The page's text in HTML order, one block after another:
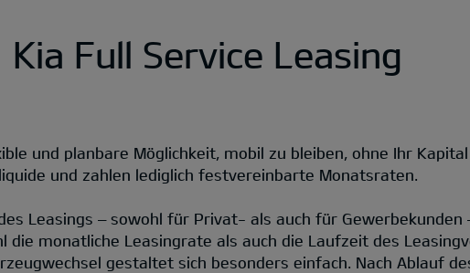
Kia Full Service Leasing
und planbare Möglichkeit, mobil zu bleiben, ohne Ihr
liquide und zahlen lediglich festvereinbarte Monatsraten.
Leasings – sowohl für Privat- als auch für Gewerbekunden
die monatliche Leasingrate als auch die Laufzeit des
gestaltet sich besonders einfach. Nach Ablauf